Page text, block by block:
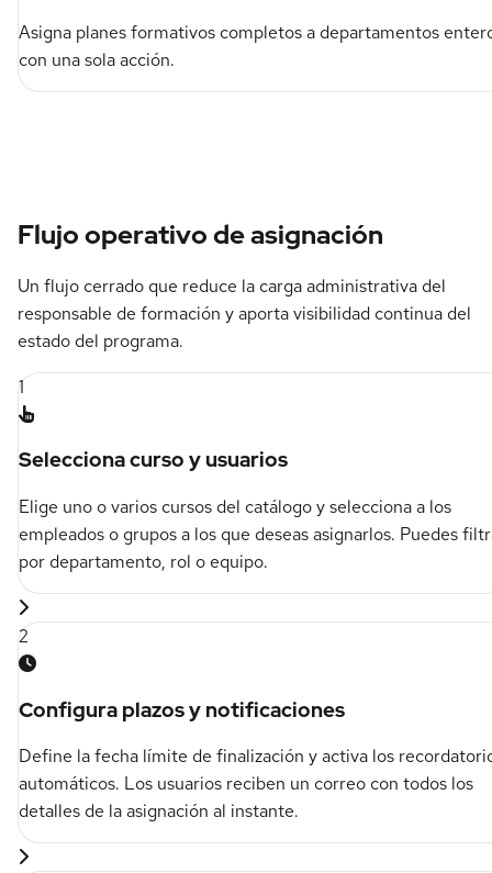
Asigna planes formativos completos a departamentos
con una sola acción.
Flujo operativo de asignación
Un flujo cerrado que reduce la carga administrativa del
responsable de formación y aporta visibilidad continua del
estado del programa.
1
Selecciona curso y usuarios
Elige uno o varios cursos del catálogo y selecciona a los
empleados o grupos a los que deseas asignarlos. Puedes
por departamento, rol o equipo.
2
Configura plazos y notificaciones
Define la fecha límite de finalización y activa los
automáticos. Los usuarios reciben un correo con todos los
detalles de la asignación al instante.